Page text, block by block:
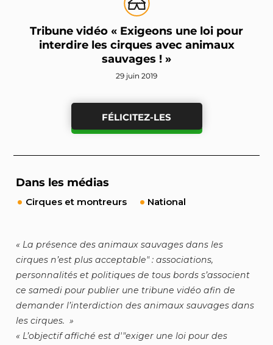
Tribune vidéo « Exigeons une loi pour
interdire les cirques avec animaux
sauvages ! »
29 juin 2019
FÉLICITEZ-LES
Dans les médias
Cirques et montreurs National
La présence des animaux sauvages dans les
cirques n’est plus acceptable" : associations,
personnalités et politiques de tous bords s’associent
ce samedi pour publier une tribune vidéo afin de
demander l’interdiction des animaux sauvages dans
les cirques.
L’objectif affiché est d'"exiger une loi pour des